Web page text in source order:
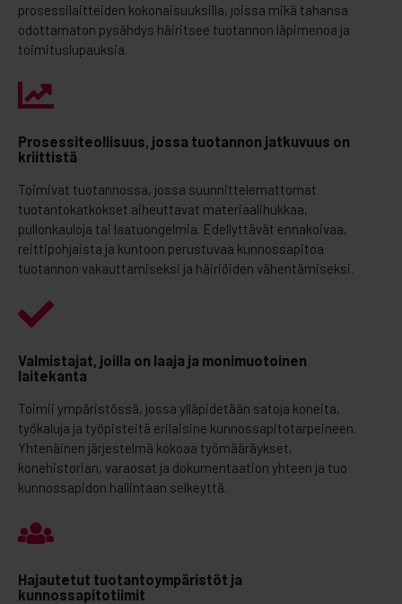
prosessilaitteiden kokonaisuuksilla, joissa mikä tahansa
odottamaton pysähdys häiritsee tuotannon läpimenoa ja
toimituslupauksia.
Prosessiteollisuus, jossa tuotannon jatkuvuus on
kriittistä
Toimivat tuotannossa, jossa suunnittelemattomat
tuotantokatkokset aiheuttavat materiaalihukkaa,
pullonkauloja tai laatuongelmia. Edellyttävät ennakoivaa,
reittipohjaista ja kuntoon perustuvaa kunnossapitoa
tuotannon vakauttamiseksi ja häiriöiden vähentämiseksi.
Valmistajat, joilla on laaja ja monimuotoinen
laitekanta
Toimii ympäristössä, jossa ylläpidetään satoja koneita,
työkaluja ja työpisteitä erilaisine kunnossapitotarpeineen.
Yhtenäinen järjestelmä kokoaa työmääräykset,
konehistorian, varaosat ja dokumentaation yhteen ja tuo
kunnossapidon hallintaan selkeyttä.
Hajautetut tuotantoympäristöt ja
kunnossapitotiimit